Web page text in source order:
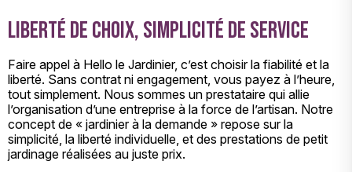
Liberté de choix, simplicité de service
Faire appel à Hello le Jardinier, c’est choisir la fiabilité et la
liberté. Sans contrat ni engagement, vous payez à l’heure,
tout simplement. Nous sommes un prestataire qui allie
l’organisation d’une entreprise à la force de l’artisan. Notre
concept de « jardinier à la demande » repose sur la
simplicité, la liberté individuelle, et des prestations de petit
jardinage réalisées au juste prix.